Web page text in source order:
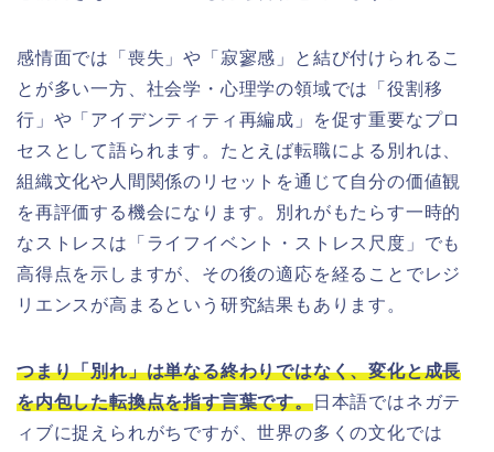
感情面では「喪失」や「寂寥感」と結び付けられるこ
とが多い一方、社会学・心理学の領域では「役割移
行」や「アイデンティティ再編成」を促す重要なプロ
セスとして語られます。たとえば転職による別れは、
組織文化や人間関係のリセットを通じて自分の価値観
を再評価する機会になります。別れがもたらす一時的
なストレスは「ライフイベント・ストレス尺度」でも
高得点を示しますが、その後の適応を経ることでレジ
リエンスが高まるという研究結果もあります。
つまり「別れ」は単なる終わりではなく、変化と成長
を内包した転換点を指す言葉です。日本語ではネガテ
ィブに捉えられがちですが、世界の多くの文化では